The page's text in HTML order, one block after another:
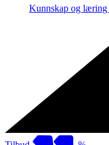
Kunnskap og læring